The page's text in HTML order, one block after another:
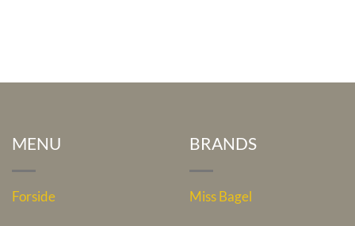
MENU
Forside
BRANDS
Miss Bagel